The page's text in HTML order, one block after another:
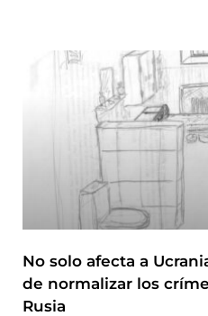
No solo afecta a
de normalizar los
Rusia